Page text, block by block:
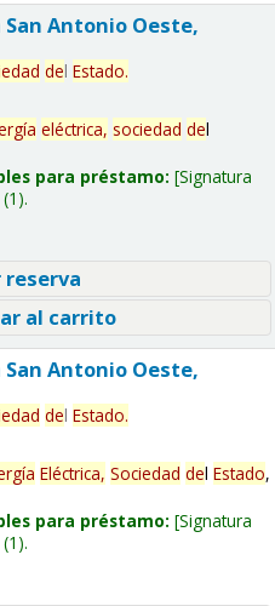
Antonio Oeste,
del Estado.
eléctrica, sociedad del
para préstamo: Signatura
(1).
al carrito
Antonio Oeste,
del Estado.
Eléctrica, Sociedad del Estado,
para préstamo: Signatura
(1).